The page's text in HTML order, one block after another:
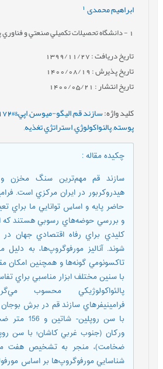
ابراهیم محمدی
- دانشگاه تحصيلات تکميلي صنعتي و فناوري
تاریخ دریافت : 1399/11/27
تاریخ پذیرش : 1400/08/19
تاریخ انتشار : 1400/05/21
کلید واژه:سازند قم,اليگو-ميوسن,اپي&#172 ,
پوسته,پالئواکولوژي,استراتژي تغذيه,
چکیده مقاله:
سازند قم مهم‌ترين سنگ مخزن
هيدروکربور در ايران مرکزي است.
حاضر پايه و اساس توانايي ما براي
و بررسي حوضه‌هاي رسوبي هستند که
کليدي براي رفاه اقتصادي جهان در
شوند. آناليز مورفوگروپ‌ها، به دليل
تاکسونومي گونه‌ها و همچنين امکان
با سنين مختلف ابزار مناسبي براي
پالئواکولوژيکي محسوب
فرامينيفرهاي سازند قم در برش
با سن روپلين-
ضخامت)، منجر به تشخيص هفت
شناسايي مورفوگروپ‌ها بر اساس